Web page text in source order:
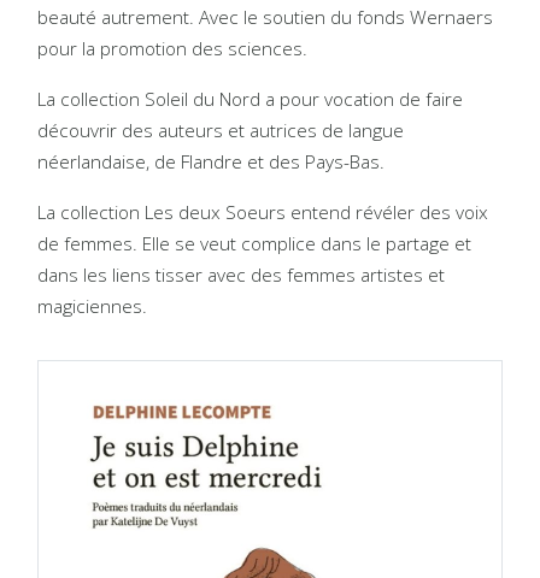
beauté autrement. Avec le soutien du fonds Wernaers
pour la promotion des sciences.
La collection Soleil du Nord a pour vocation de faire
découvrir des auteurs et autrices de langue
néerlandaise, de Flandre et des Pays-Bas.
La collection Les deux Soeurs entend révéler des voix
de femmes. Elle se veut complice dans le partage et
dans les liens tisser avec des femmes artistes et
magiciennes.